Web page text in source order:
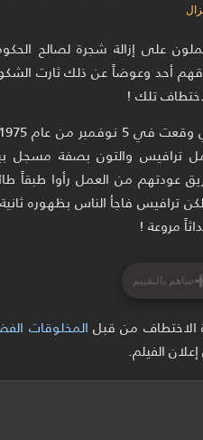
على إزالة شجرة لصالح
أحد وعوضاً عن ذلك ثارت
تلك !
ترافيس والتون بصفة مسجل
عودتهم من العمل رأوا طبقاً
بقتله ولكن ترافيس فاجأ الناس بظهوره
مروعة !
ساهم بالتقييم
الاختطاف من قبل المخلوقات
الفيلم.